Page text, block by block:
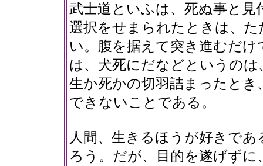
武士道といふは、死ぬ事と
選択をせまられたときは、
い。腹を据えて突き進むだ
は、犬死にだなどというの
生か死かの切羽詰まったと
できないことである。
人間、生きるほうが好きで
ろう。だが、目的を遂げず